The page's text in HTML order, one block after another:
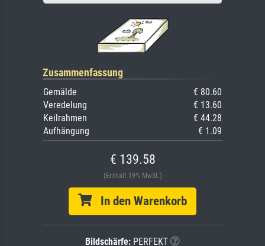
Zusammenfassung
Gemälde
€ 80.60
Veredelung
€ 13.60
Keilrahmen
€ 44.28
Aufhängung
€ 1.09
€ 139.58
(Enthält 19% MwSt.)
In den Warenkorb
Bildschärfe: PERFEKT